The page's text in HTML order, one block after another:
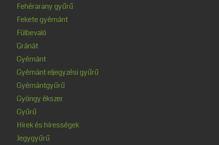
Fehérarany gyűrű
Fekete gyémánt
Fülbevaló
Gránát
Gyémánt
Gyémánt eljegyzési gyűrű
Gyémántgyűrű
Gyöngy ékszer
Gyűrű
Hírek és hírességek
Jegygyűrű